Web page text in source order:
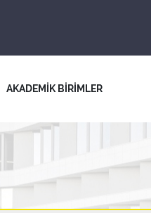
AKADEMİK BİRİMLER